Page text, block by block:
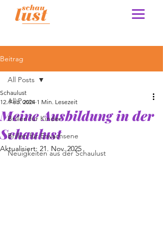
Beitrag
All Posts
Brillen für Kinder
Brillen für Erwachsene
Neuigkeiten aus der Schaulust
All Posts
Meine Ausbildung in der
Schaulust
Schaulust
12. Feb. 2024 1 Min. Lesezeit
Aktualisiert: 21. Nov. 2025